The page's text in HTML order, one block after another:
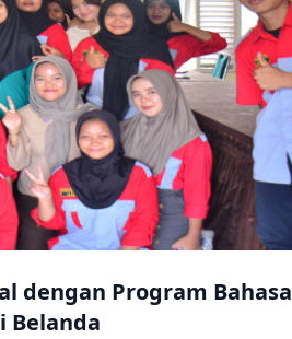
dengan Program Bahasa
Belanda